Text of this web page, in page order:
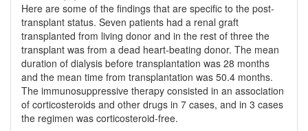
Here are some of the findings that are specific to the post-
transplant status. Seven patients had a renal graft
transplanted from living donor and in the rest of three the
transplant was from a dead heart-beating donor. The mean
duration of dialysis before transplantation was 28 months
and the mean time from transplantation was 50.4 months.
The immunosuppressive therapy consisted in an association
of corticosteroids and other drugs in 7 cases, and in 3 cases
the regimen was corticosteroid-free.